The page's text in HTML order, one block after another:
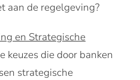
aan de regelgeving?
en Strategische
keuzes die door banken
strategische